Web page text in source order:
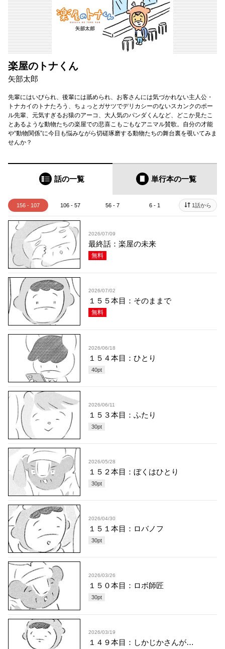
楽屋のトナくん
矢部太郎
先輩にはいびられ、後輩には舐められ、お客さんには気づかれない主人公・
トナカイのトナたろう、ちょっとガサツでデリカシーのないスカンクのポー
ル先輩、元気すぎるお猿のアーコ、大人気のパンダくんなど、どこか見たこ
とあるような動物たちの楽屋での悲喜こもごもなアニマル賛歌。自分の才能
や“動物関係”に今日も悩みながら切磋琢磨する動物たちの舞台裏を覗いてみま
せんか？
話の一覧 単行本の一覧
156 - 107 106 - 57 56 - 7 6 - 1 1話から
2026/07/09
最終話：楽屋の未来
無料
2026/07/02
１５５本目：そのままで
無料
2026/06/18
１５４本目：ひとり
40pt
2026/06/11
１５３本目：ふたり
30pt
2026/05/28
１５２本目：ぼくはひとり
30pt
2026/04/30
１５１本目：ロバノフ
30pt
2026/03/26
１５０本目：ロボ師匠
30pt
2026/03/19
１４９本目：しかじかさんが…